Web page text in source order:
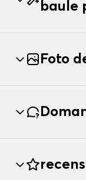
baule
Foto